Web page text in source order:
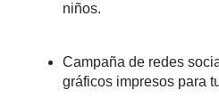
niños.​
Campaña de redes
gráficos impresos para